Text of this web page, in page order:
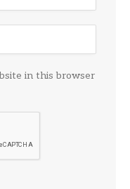
in this browser